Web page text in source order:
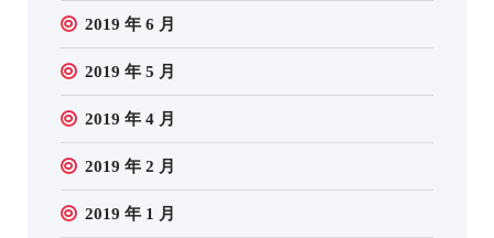
2019 年 6 月
2019 年 5 月
2019 年 4 月
2019 年 2 月
2019 年 1 月